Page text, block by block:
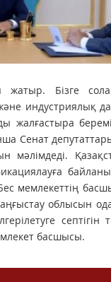
жатыр. Бізге
индустриялық
жалғастыра
Сенат депутаттары
мәлімдеді.
мемлекеттің
облысын
басшысы.